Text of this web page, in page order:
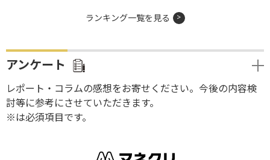
ランキング一覧を見る
アンケート
レポート・コラムの感想をお寄せください。今後の内容検
討等に参考にさせていただきます。
※は必須項目です。